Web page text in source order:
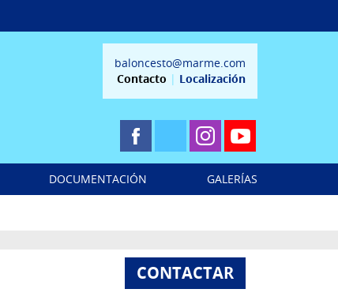
baloncesto@marme.com
Contacto | Localización
DOCUMENTACIÓN GALERÍAS
CONTACTAR